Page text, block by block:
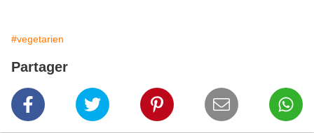
#vegetarien
Partager